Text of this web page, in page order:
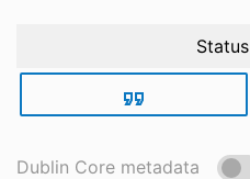
Status
Dublin Core metadata